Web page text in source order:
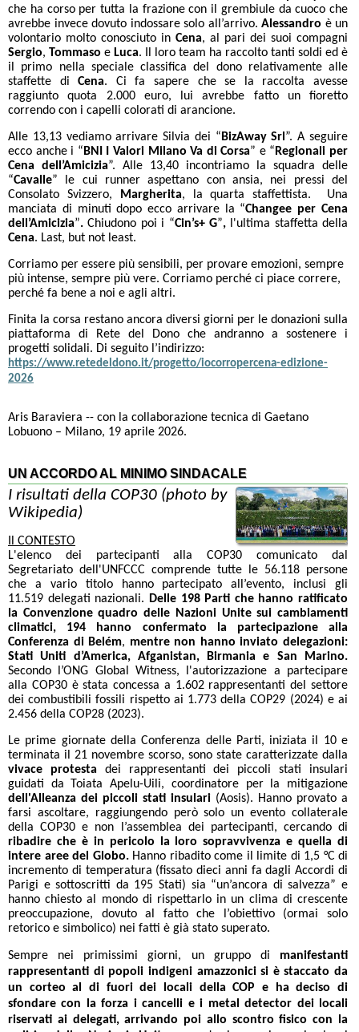
che ha corso per tutta la frazione con il grembiule da cuoco che
avrebbe invece dovuto indossare solo all’arrivo. Alessandro è un
volontario molto conosciuto in Cena, al pari dei suoi compagni
Sergio, Tommaso e Luca. Il loro team ha raccolto tanti soldi ed è
il primo nella speciale classifica del dono relativamente alle
staffette diCena. Ci fa sapere che se la raccolta avesse
raggiunto quota 2.000 euro, lui avrebbe fatto un fioretto
correndo con i capelli colorati di arancione.
Alle 13,13 vediamo arrivare Silvia dei “ BizAway Srl ”. A seguire
ecco anche i “ BNI I Valori Milano Va di Corsa” e “ Regionali per
Cena dell’Amicizia”. Alle 13,40 incontriamo la squadra delle
“Cavalle” le cui runner aspettano con ansia, nei pressi del
Consolato Svizzero, Margherita, la quarta staffettista. Una
manciata di minuti dopo ecco arrivare la “Changee per Cena
dell’Amicizia”.Chiudono poi i “Cin’s+ G”,l'ultima staffetta della
Cena. Last, but not least.
Corriamo per essere più sensibili, per provare emozioni, sempre
più intense, sempre più vere. Corriamo perché ci piace correre,
perché fa bene a noi e agli altri.
Finita la corsa restano ancora diversi giorni per le donazioni sulla
piattaforma di Rete del Dono che andranno a sostenere i
progetti solidali. Di seguito l’indirizzo:
https://www.retedeldono.it/progetto/iocorropercena-edizione-
2026
Aris Baraviera -- con la collaborazione tecnica di Gaetano
Lobuono – Milano, 19 aprile 2026.
UN ACCORDO AL MINIMO SINDACALE
I risultati della COP30 (photo by
Wikipedia)
Il CONTESTO
L'elenco dei partecipanti alla COP30 comunicato dal
Segretariato dell'UNFCCC comprende tutte le 56.118 persone
che a vario titolo hanno partecipato all’evento, inclusi gli
11.519 delegati nazionali.
Delle 198 Parti che hanno ratificato
la Convenzione quadro delle Nazioni Unite sui cambiamenti
climatici, 194 hanno confermato la partecipazione alla
Conferenza di Belém, mentre non hanno inviato delegazioni:
Stati Uniti d’America, Afganistan, Birmania e San Marino.
Secondo l’ONG Global Witness, l'autorizzazione a partecipare
alla COP30 è stata concessa a 1.602 rappresentanti del settore
dei combustibili fossili rispetto ai 1.773 della COP29 (2024) e ai
2.456 della COP28 (2023).
Le prime giornate della Conferenza delle Parti, iniziata il 10 e
terminata il 21 novembre scorso, sono state caratterizzate dalla
vivace protesta dei rappresentanti dei piccoli stati insulari
guidati da Toiata Apelu-Uili, coordinatore per la mitigazione
dell'Alleanza dei piccoli stati insulari (Aosis). Hanno provato a
farsi ascoltare, raggiungendo però solo un evento collaterale
della COP30 e non l’assemblea dei partecipanti, cercando di
ribadire che è in pericolo la loro sopravvivenza e quella di
intere aree del Globo.Hanno ribadito come il limite di 1,5 °C di
incremento di temperatura (fissato dieci anni fa dagli Accordi di
Parigi e sottoscritti da 195 Stati) sia “un’ancora di salvezza” e
hanno chiesto al mondo di rispettarlo in un clima di crescente
preoccupazione, dovuto al fatto che l’obiettivo (ormai solo
retorico e simbolico) nei fatti è già stato superato.
Sempre nei primissimi giorni, un gruppo di manifestanti
rappresentanti di popoli indigeni amazzonici si è staccato da
un corteo al di fuori dei locali della COP e ha deciso di
sfondare con la forza i cancelli e i metal detector dei locali
riservati ai delegati, arrivando poi allo scontro fisico con la